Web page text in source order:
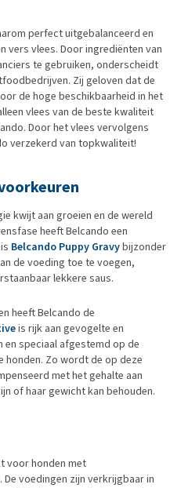
perfect uitgebalanceerd en
vers vlees. Door ingrediënten van
te gebruiken, onderscheidt
Zij geloven dat de
de hoge beschikbaarheid in het
vlees van de beste kwaliteit
Door het vlees vervolgens
verzekerd van topkwaliteit!
kwijt aan groeien en de wereld
heeft Belcando een
Belcando Puppy Gravybijzonder
de voeding toe te voegen,
lekkere saus.
heeft Belcando de
is rijk aan gevogelte en
speciaal afgestemd op de
honden. Zo wordt de op deze
met het gehalte aan
of haar gewicht kan behouden.
voor honden met
voedingen zijn verkrijgbaar in